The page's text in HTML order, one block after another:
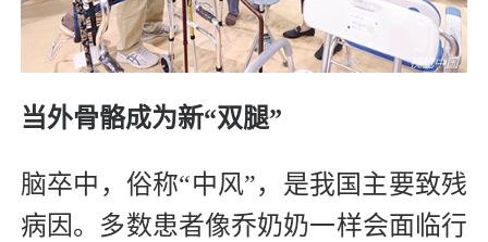
当外骨骼成为新“双腿”
脑卒中，俗称“中风”，是我国主要致残
病因。多数患者像乔奶奶一样会面临行